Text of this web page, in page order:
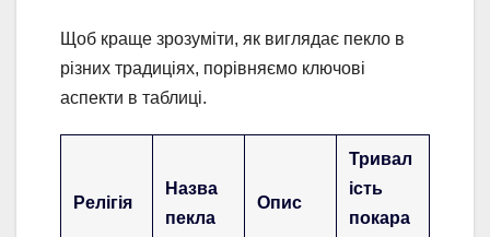
Щоб краще зрозуміти, як виглядає пекло в
різних традиціях, порівняємо ключові
аспекти в таблиці.
Релігія
Назва
пекла
Опис
Тривал
ість
покара